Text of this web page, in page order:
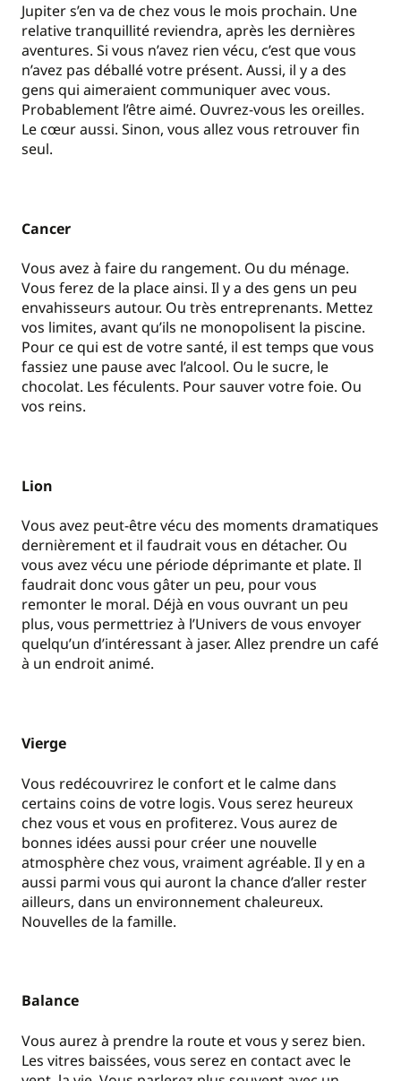
Jupiter s’en va de chez vous le mois prochain. Une
relative tranquillité reviendra, après les dernières
aventures. Si vous n’avez rien vécu, c’est que vous
n’avez pas déballé votre présent. Aussi, il y a des
gens qui aimeraient communiquer avec vous.
Probablement l’être aimé. Ouvrez-vous les oreilles.
Le cœur aussi. Sinon, vous allez vous retrouver fin
seul.
Cancer
Vous avez à faire du rangement. Ou du ménage.
Vous ferez de la place ainsi. Il y a des gens un peu
envahisseurs autour. Ou très entreprenants. Mettez
vos limites, avant qu’ils ne monopolisent la piscine.
Pour ce qui est de votre santé, il est temps que vous
fassiez une pause avec l’alcool. Ou le sucre, le
chocolat. Les féculents. Pour sauver votre foie. Ou
vos reins.
Lion
Vous avez peut-être vécu des moments dramatiques
dernièrement et il faudrait vous en détacher. Ou
vous avez vécu une période déprimante et plate. Il
faudrait donc vous gâter un peu, pour vous
remonter le moral. Déjà en vous ouvrant un peu
plus, vous permettriez à l’Univers de vous envoyer
quelqu’un d’intéressant à jaser. Allez prendre un café
à un endroit animé.
Vierge
Vous redécouvrirez le confort et le calme dans
certains coins de votre logis. Vous serez heureux
chez vous et vous en profiterez. Vous aurez de
bonnes idées aussi pour créer une nouvelle
atmosphère chez vous, vraiment agréable. Il y en a
aussi parmi vous qui auront la chance d’aller rester
ailleurs, dans un environnement chaleureux.
Nouvelles de la famille.
Balance
Vous aurez à prendre la route et vous y serez bien.
Les vitres baissées, vous serez en contact avec le